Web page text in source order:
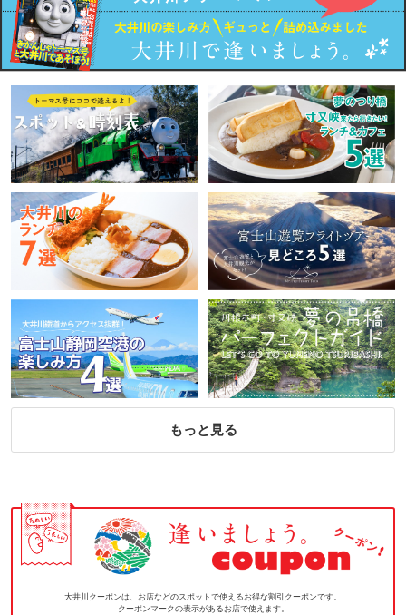
もっと見る
大井川クーポンは、お店などのスポットで使えるお得な割引クーポンです。
クーポンマークの表示があるお店で使えます。